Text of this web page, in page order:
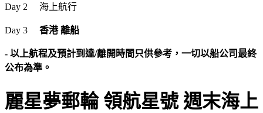
Day 2 海上航行
Day 3 香港​ 離船
- 以上航程及預計到達/離開時間只供參考，一切以船公司最終
公布為準。
麗星夢郵輪 領航星號 週末海上